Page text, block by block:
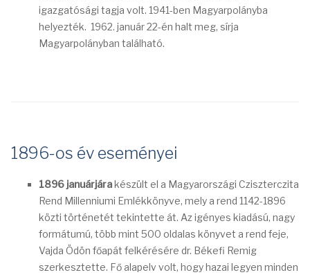
igazgatósági tagja volt. 1941-ben Magyarpolányba
helyezték. 1962. január 22-én halt meg, sírja
Magyarpolányban található.
1896-os év eseményei
1896 januárjárakészült el a Magyarországi Cziszterczita
Rend Millenniumi Emlékkönyve, mely a rend 1142-1896
közti történetét tekintette át. Az igényes kiadású, nagy
formátumú, több mint 500 oldalas könyvet a rend feje,
Vajda Ödön főapát felkérésére dr. Békefi Remig
szerkesztette. Fő alapelv volt, hogy hazai legyen minden